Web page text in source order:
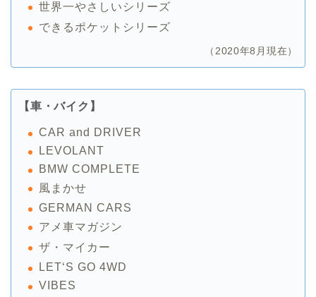
世界一やさしいシリーズ
できるポケットシリーズ
（2020年8月現在）
【車・バイク】
CAR and DRIVER
LEVOLANT
BMW COMPLETE
風まかせ
GERMAN CARS
アメ車マガジン
ザ・マイカー
LET‘S GO 4WD
VIBES